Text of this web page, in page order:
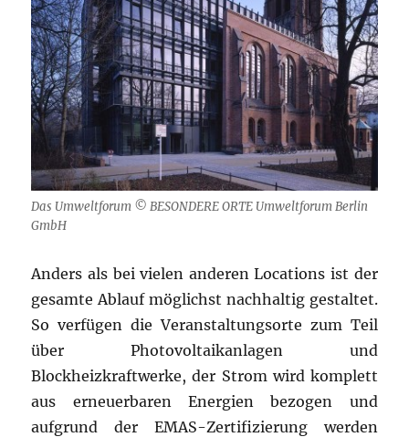
Das Umweltforum © BESONDERE ORTE Umweltforum Berlin
GmbH
Anders als bei vielen anderen Locations ist der
gesamte Ablauf möglichst nachhaltig gestaltet.
So verfügen die Veranstaltungsorte zum Teil
über Photovoltaikanlagen und
Blockheizkraftwerke, der Strom wird komplett
aus erneuerbaren Energien bezogen und
aufgrund der EMAS-Zertifizierung werden